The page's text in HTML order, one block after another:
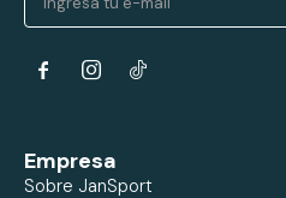
 
Empresa
Sobre JanSport